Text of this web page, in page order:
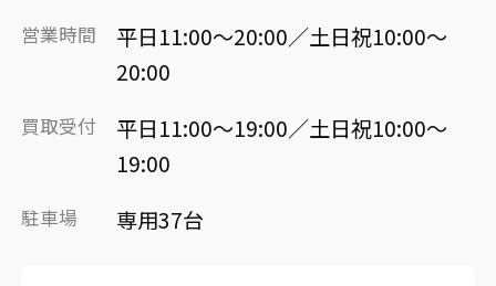
営業時間
平日11:00～20:00／土日祝10:00～
20:00
買取受付
平日11:00～19:00／土日祝10:00～
19:00
駐車場 専用37台